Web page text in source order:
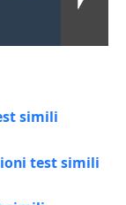
simili
test simili